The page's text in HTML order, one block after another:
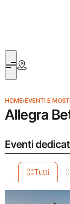
HOME›EVENTI E
Allegra
Eventi
Tutti